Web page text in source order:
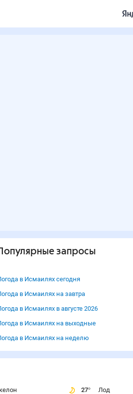
запросы
в Исмаилях сегодня
в Исмаилях на завтра
в Исмаилях в августе 2026
в Исмаилях на выходные
в Исмаилях на неделю
27° Лод